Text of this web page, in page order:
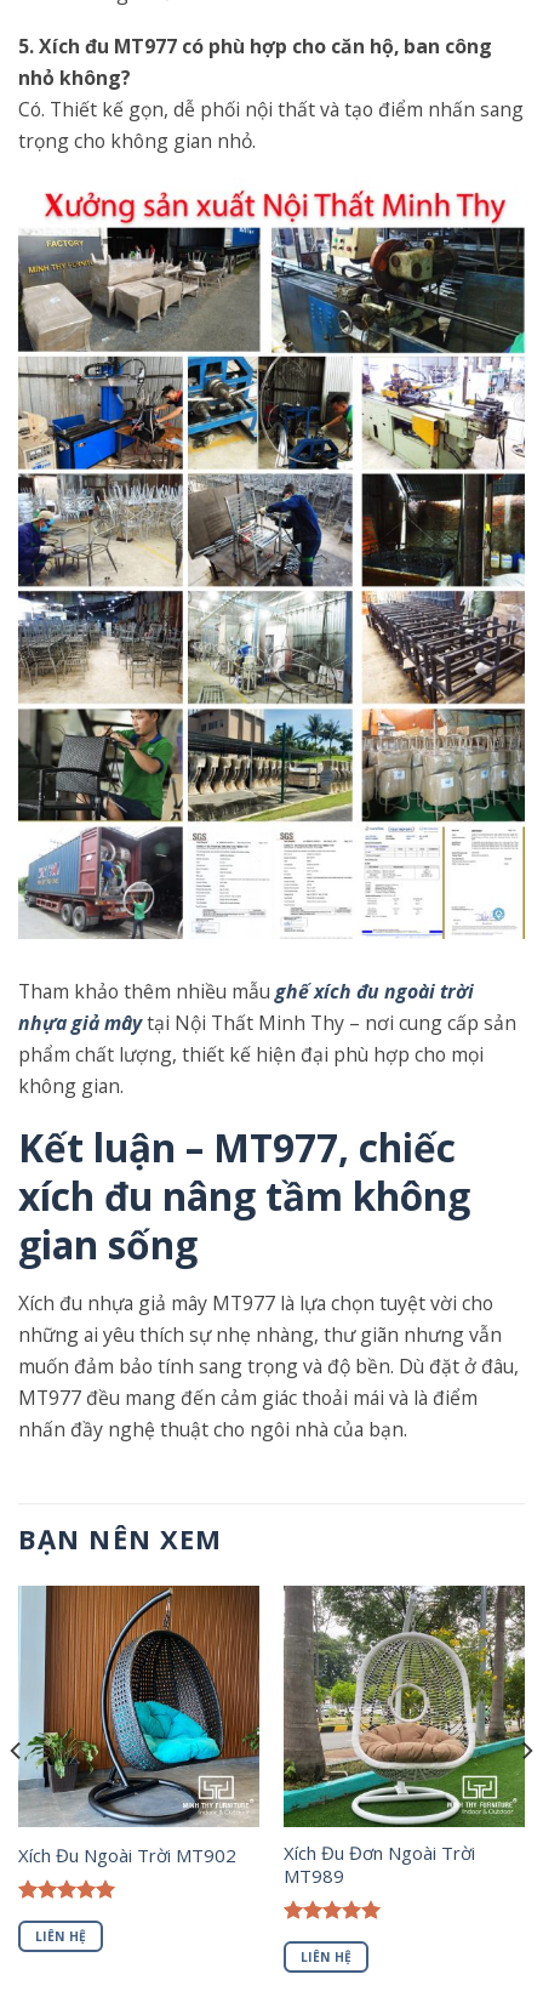
5. Xích đu MT977 có phù hợp cho căn hộ, ban công
nhỏ không?
Có. Thiết kế gọn, dễ phối nội thất và tạo điểm nhấn sang
trọng cho không gian nhỏ.
Tham khảo thêm nhiều mẫu ghế xích đu ngoài trời
nhựa giả mâytại Nội Thất Minh Thy – nơi cung cấp sản
phẩm chất lượng, thiết kế hiện đại phù hợp cho mọi
không gian.
Kết luận – MT977, chiếc
xích đu nâng tầm không
gian sống
Xích đu nhựa giả mây MT977 là lựa chọn tuyệt vời cho
những ai yêu thích sự nhẹ nhàng, thư giãn nhưng vẫn
muốn đảm bảo tính sang trọng và độ bền. Dù đặt ở đâu,
MT977 đều mang đến cảm giác thoải mái và là điểm
nhấn đầy nghệ thuật cho ngôi nhà của bạn.
BẠN NÊN XEM
Xích Đu Ngoài Trời MT902
Được xếp
hạng 5.00
5 sao
LIÊN HỆ
Xích Đu Đơn Ngoài Trời
MT989
Được xếp
hạng 5.00
5 sao
LIÊN HỆ